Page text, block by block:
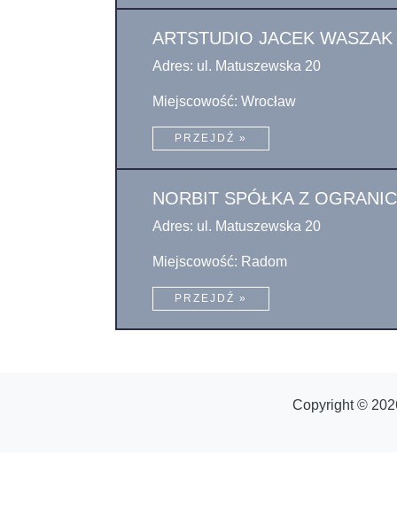
ARTSTUDIO JACEK WASZAK
Adres: ul. Matuszewska 20
Miejscowość: Wrocław
PRZEJDŹ »
NORBIT SPÓŁKA Z
Adres: ul. Matuszewska 20
Miejscowość: Radom
PRZEJDŹ »
Copyright ©